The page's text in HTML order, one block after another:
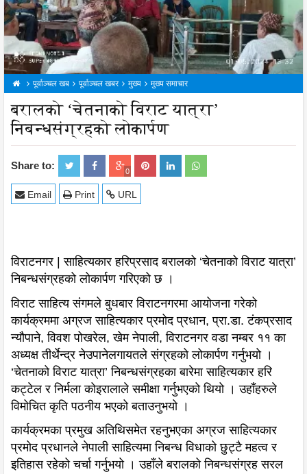
पूर्वाञ्चल खब पूर्वाञ्चल खबर मुख्य मुख्य समाचार
बरालको ‘चेतनाको विराट यात्रा’
निबन्धसंग्रहको लोकार्पण
Share to: 0
URL
Print
Email
विराटनगर | साहित्यकार हरिप्रसाद बरालको ‘चेतनाको विराट यात्रा’
निबन्धसंग्रहको लोकार्पण गरिएको छ ।
विराट साहित्य संगमले बुधबार विराटनगरमा आयोजना गरेको
कार्यक्रममा अग्रज साहित्यकार प्रमोद प्रधान, प्रा.डा. टंकप्रसाद
न्यौपाने, विवश पोखरेल, खेम नेपाली, विराटनगर वडा नम्बर ११ का
अध्यक्ष तीर्थेन्द्र नेउपानेलगायतले संग्रहको लोकार्पण गर्नुभयो ।
‘चेतनाको विराट यात्रा’ निबन्धसंग्रहका बारेमा साहित्यकार हरि
कट्टेल र निर्मला कोइरालाले समीक्षा गर्नुभएको थियो । उहाँहरुले
विमोचित कृति पठनीय भएको बताउनुभयो ।
कार्यक्रमका प्रमुख अतिथिसमेत रहनुभएका अग्रज साहित्यकार
प्रमोद प्रधानले नेपाली साहित्यमा निबन्ध विधाको छुट्टै महत्व र
इतिहास रहेको चर्चा गर्नुभयो । उहाँले बरालको निबन्धसंग्रह सरल